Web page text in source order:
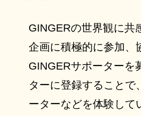
GINGERの世界観に共
企画に積極的に参加、
GINGERサポーターを
ターに登録することで
ーターなどを体験して